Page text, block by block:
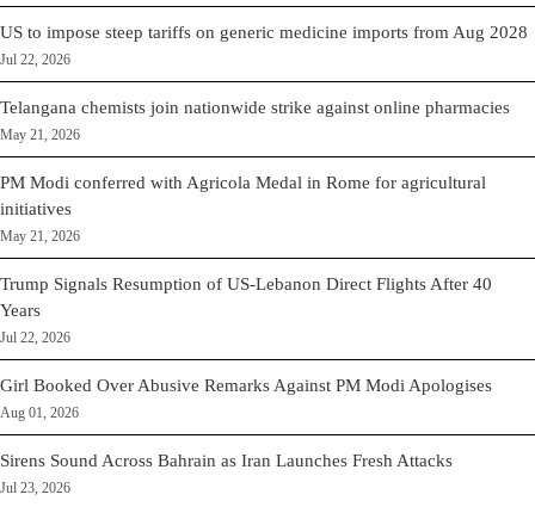
US to impose steep tariffs on generic medicine imports from Aug 2028
Jul 22, 2026
Telangana chemists join nationwide strike against online pharmacies
May 21, 2026
PM Modi conferred with Agricola Medal in Rome for agricultural
initiatives
May 21, 2026
Trump Signals Resumption of US-Lebanon Direct Flights After 40
Years
Jul 22, 2026
Girl Booked Over Abusive Remarks Against PM Modi Apologises
Aug 01, 2026
Sirens Sound Across Bahrain as Iran Launches Fresh Attacks
Jul 23, 2026